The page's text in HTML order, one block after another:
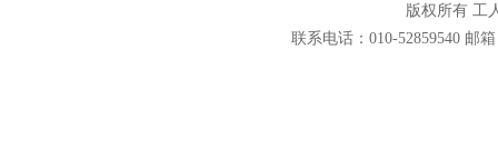
版权所有 工
联系电话：010-52859540 邮